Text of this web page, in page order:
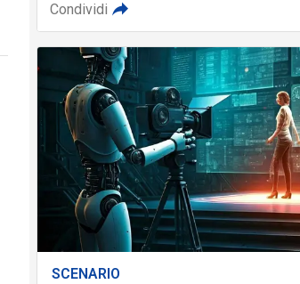
Condividi
SCENARIO